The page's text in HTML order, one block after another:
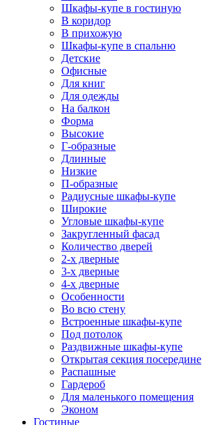
Шкафы-купе в гостиную
В коридор
В прихожую
Шкафы-купе в спальню
Детские
Офисные
Для книг
Для одежды
На балкон
Форма
Высокие
Г-образные
Длинные
Низкие
П-образные
Радиусные шкафы-купе
Широкие
Угловые шкафы-купе
Закругленный фасад
Количество дверей
2-х дверные
3-х дверные
4-х дверные
Особенности
Во всю стену
Встроенные шкафы-купе
Под потолок
Раздвижные шкафы-купе
Открытая секция посередине
Распашные
Гардероб
Для маленького помещения
Эконом
Гостиные